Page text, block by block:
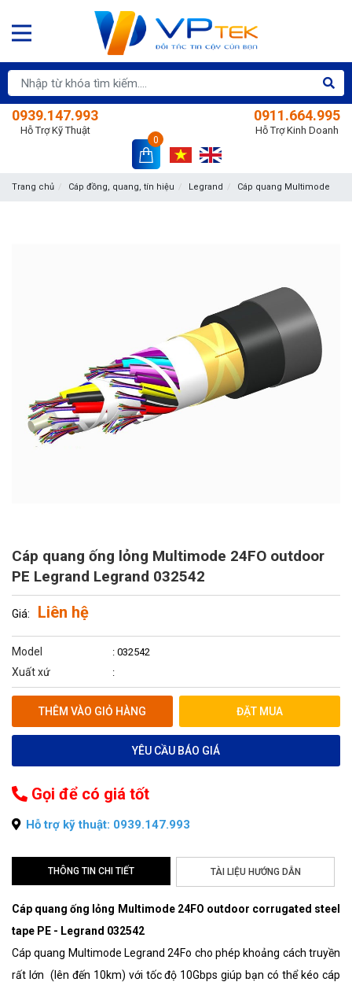
0939.147.993
Hỗ Trợ Kỹ Thuật
0911.664.995
Hỗ Trợ Kinh Doanh
0
Trang chủ Cáp đồng, quang, tín hiệu Legrand Cáp quang Multimode
Cáp quang ống lỏng Multimode 24FO outdoor
PE Legrand Legrand 032542
Giá: Liên hệ
Model : 032542
Xuất xứ :
THÊM VÀO GIỎ HÀNG ĐẶT MUA
YÊU CẦU BÁO GIÁ
Gọi để có giá tốt
Hỗ trợ kỹ thuật: 0939.147.993
THÔNG TIN CHI TIẾT TÀI LIỆU HƯỚNG DẪN
Cáp quang ống lỏng Multimode 24FO outdoor corrugated steel
tape PE - Legrand 032542
Cáp quang Multimode Legrand 24Fo cho phép khoảng cách truyền
rất lớn (lên đến 10km) với tốc độ 10Gbps giúp bạn có thể kéo cáp